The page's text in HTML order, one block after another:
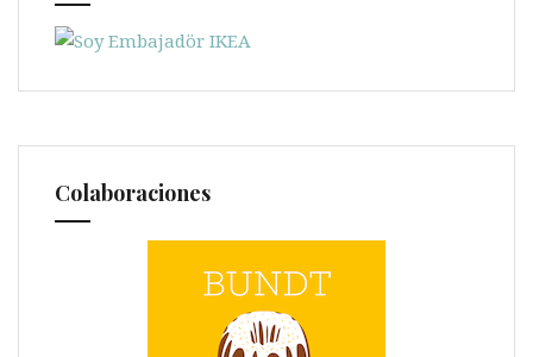
Colaboraciones